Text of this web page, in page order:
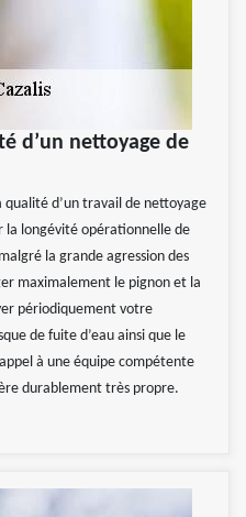
d’un nettoyage de
d’un travail de nettoyage
la longévité opérationnelle de
la grande agression des
maximalement le pignon et la
périodiquement votre
de fuite d’eau ainsi que le
à une équipe compétente
durablement très propre.